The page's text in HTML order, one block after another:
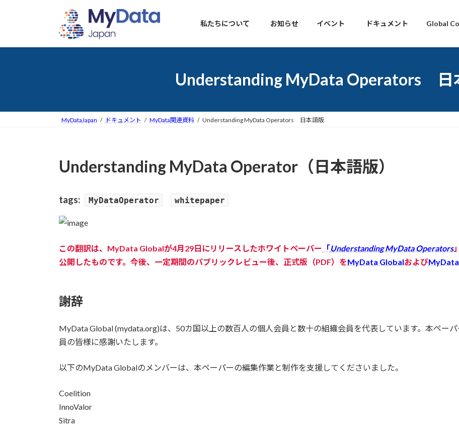
プ
動
私たちについて お知らせ イベント ドキュメント Global
Understanding MyData Operators 日
MyDataJapan ドキュメント MyData関連資料 Understanding MyData Operators 日本語版
Understanding MyData Operator（日本語版）
tags: MyDataOperator whitepaper
この翻訳は、MyData Globalが4月29日にリリースしたホワイトペーパー 「Understanding MyData Operators
公開したものです。今後、一定期間のパブリックレビュー後、正式版（PDF）をMyData Globalおよび
謝辞
MyData Global (mydata.org)は、50カ国以上の数百人の個人会員と数十の組織会員を代表しています。本ペー
員の皆様に感謝いたします。
以下のMyData Globalのメンバーは、本ペーパーの編集作業と制作を支援してくださいました。
Coelition
InnoValor
Sitra